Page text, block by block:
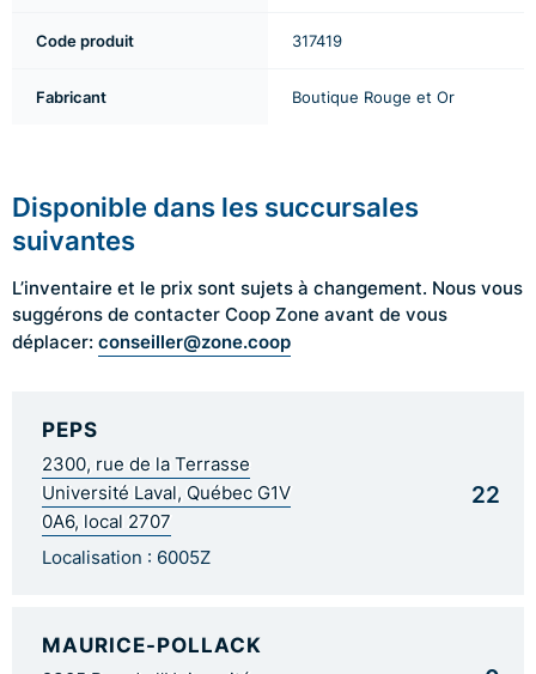
Code produit 317419
Fabricant Boutique Rouge et Or
Disponible dans les succursales
suivantes
L’inventaire et le prix sont sujets à changement. Nous vous
suggérons de contacter Coop Zone avant de vous
déplacer: conseiller@zone.coop
PEPS
2300, rue de la Terrasse
Université Laval, Québec G1V
0A6, local 2707
Localisation : 6005Z
22
MAURICE-POLLACK